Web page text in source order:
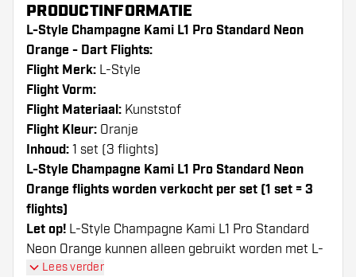
PRODUCTINFORMATIE
L-Style Champagne Kami L1 Pro Standard Neon
Orange - Dart Flights:
Flight Merk: L-Style
Flight Vorm:
Flight Materiaal: Kunststof
Flight Kleur: Oranje
Inhoud: 1 set (3 flights)
L-Style Champagne Kami L1 Pro Standard Neon
Orange flights worden verkocht per set (1 set = 3
flights)
Let op! L-Style Champagne Kami L1 Pro Standard
Neon Orange kunnen alleen gebruikt worden met L-
Style Shafts of Nylon shafts van andere merken.
Lees verder